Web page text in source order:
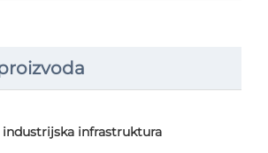
industrijska infrastruktura